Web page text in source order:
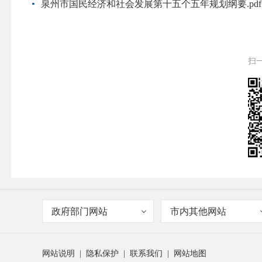
泉州市国民经济和社会发展第十五个五年规划纲要.pdf
扫
政府部门网站 市内其他网站
网站说明 隐私保护 联系我们 网站地图